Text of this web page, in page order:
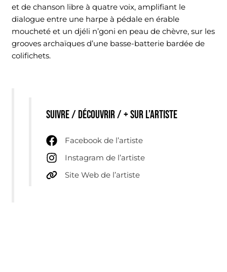
et de chanson libre à quatre voix, amplifiant le
dialogue entre une harpe à pédale en érable
moucheté et un djéli n’goni en peau de chèvre, sur les
grooves archaïques d’une basse-batterie bardée de
colifichets.
Suivre / découvrir / + sur l’artiste
Facebook de l’artiste
Instagram de l’artiste
Site Web de l’artiste